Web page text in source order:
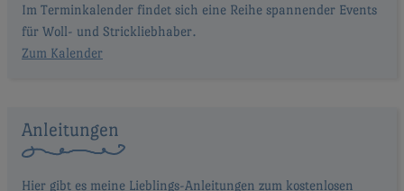
Im Terminkalender findet sich eine Reihe spannender Events
für Woll- und Strickliebhaber.
Zum Kalender
Anleitungen